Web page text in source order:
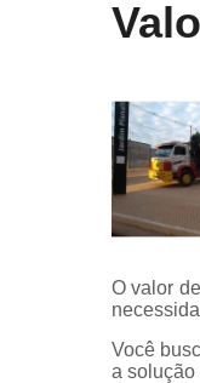
O valor
Você
a solução